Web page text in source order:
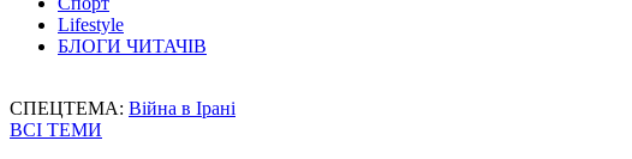
Lifestyle
БЛОГИ ЧИТАЧІВ
СПЕЦТЕМА: Війна в Ірані
ВСІ ТЕМИ